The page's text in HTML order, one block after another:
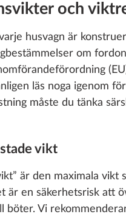
och
husvagn är
om
läs noga igenom
måste du tänka
vikt
är den maximala
är en säkerhetsrisk att
böter. Vi